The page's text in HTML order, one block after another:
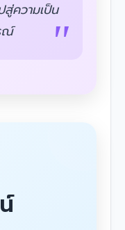
ความเป็น
ณ์